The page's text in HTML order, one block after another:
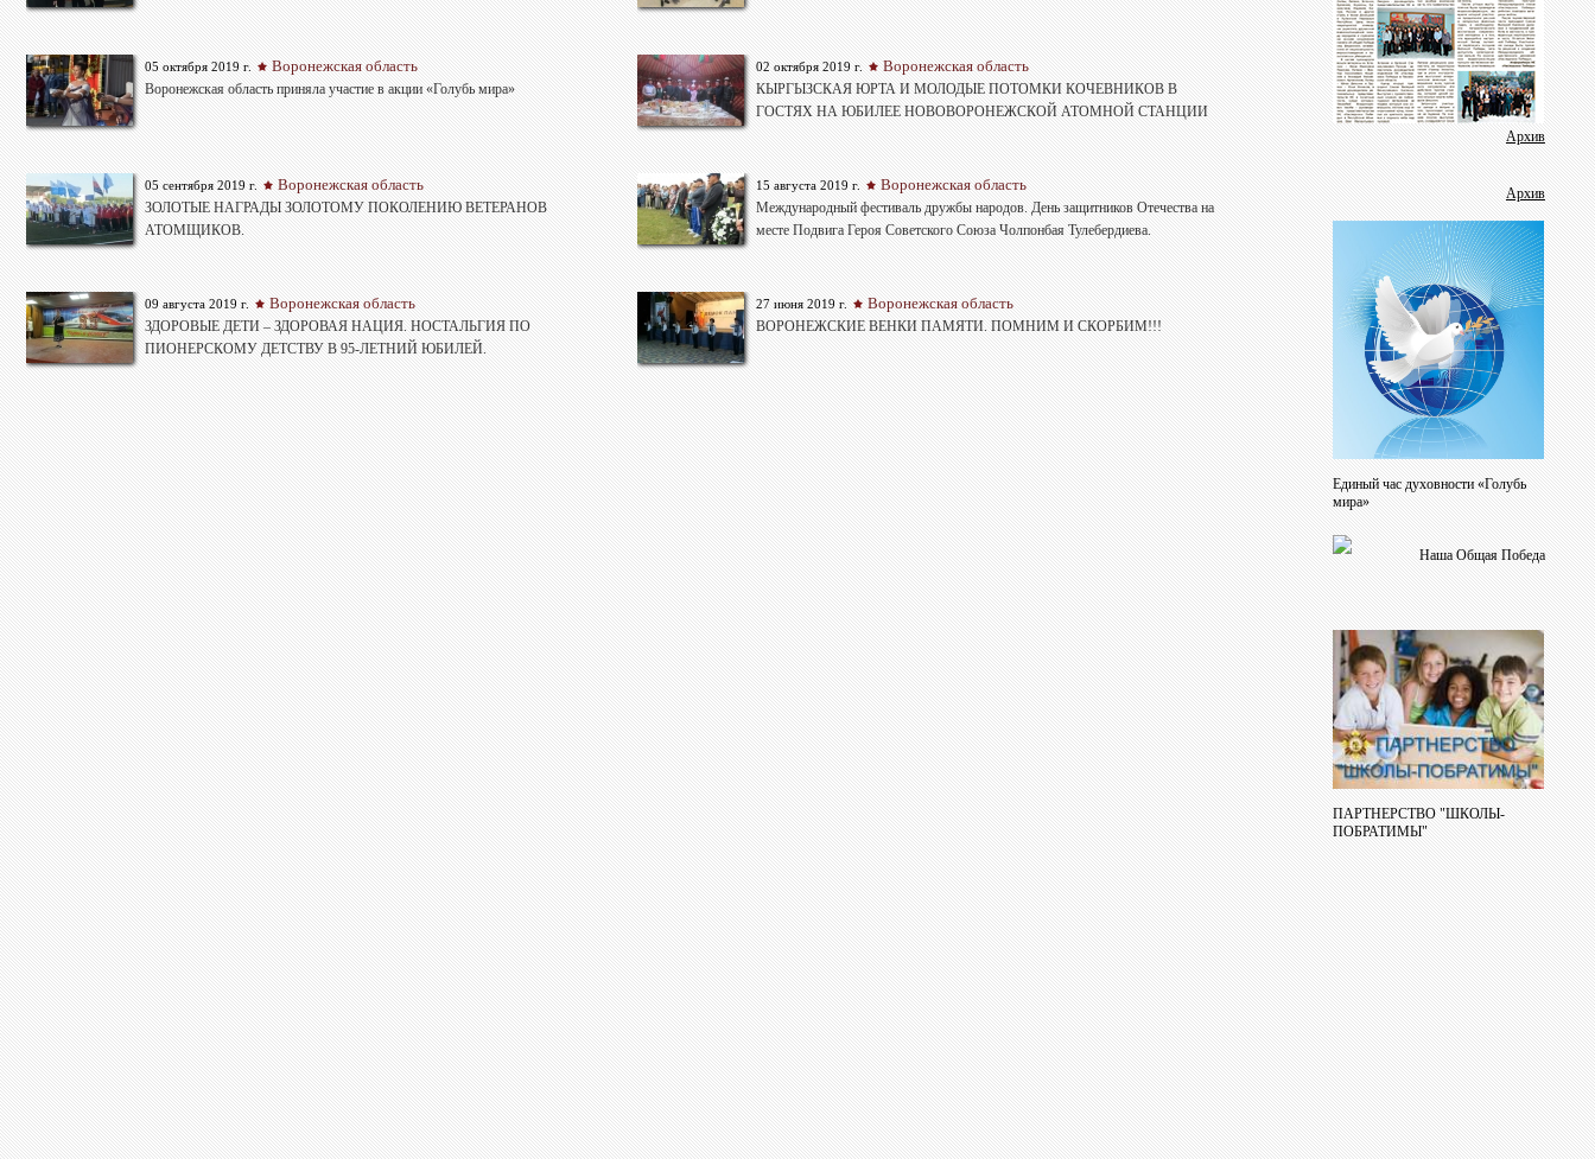
05 октября 2019 г. Воронежская область
Воронежская область приняла участие в акции «Голубь мира»
02 октября 2019 г. Воронежская область
КЫРГЫЗСКАЯ ЮРТА И МОЛОДЫЕ ПОТОМКИ КОЧЕВНИКОВ В
ГОСТЯХ НА ЮБИЛЕЕ НОВОВОРОНЕЖСКОЙ АТОМНОЙ СТАНЦИИ
05 сентября 2019 г. Воронежская область
ЗОЛОТЫЕ НАГРАДЫ ЗОЛОТОМУ ПОКОЛЕНИЮ ВЕТЕРАНОВ
АТОМЩИКОВ.
15 августа 2019 г. Воронежская область
Международный фестиваль дружбы народов. День защитников Отечества на
месте Подвига Героя Советского Союза Чолпонбая Тулебердиева.
09 августа 2019 г. Воронежская область
ЗДОРОВЫЕ ДЕТИ – ЗДОРОВАЯ НАЦИЯ. НОСТАЛЬГИЯ ПО
ПИОНЕРСКОМУ ДЕТСТВУ В 95-ЛЕТНИЙ ЮБИЛЕЙ.
27 июня 2019 г. Воронежская область
ВОРОНЕЖСКИЕ ВЕНКИ ПАМЯТИ. ПОМНИМ И СКОРБИМ!!!
Пресс-релизы
Школа журналистики
В помощь защитнику отечества
Методичка
Социальные ролики
Аналитика
Архив
Архив
Единый час духовности «Голубь
мира»
Наша Общая Победа
ПАРТНЕРСТВО "ШКОЛЫ-
ПОБРАТИМЫ"